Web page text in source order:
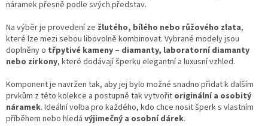
náramek přesně podle svých představ.
Na výběr je provedení ze žlutého, bílého nebo růžového zlata,
které lze mezi sebou libovolně kombinovat. Vybrané modely jsou
doplněny o třpytivé kameny – diamanty, laboratorní diamanty
nebo zirkony, které dodávají šperku elegantní a luxusní vzhled.
Komponent je navržen tak, aby jej bylo možné snadno přidat k dalším
prvkům z této kolekce a postupně tak vytvořit originální a osobitý
náramek. Ideální volba pro každého, kdo chce nosit šperk s vlastním
příběhem nebo hledá výjimečný a osobní dárek.